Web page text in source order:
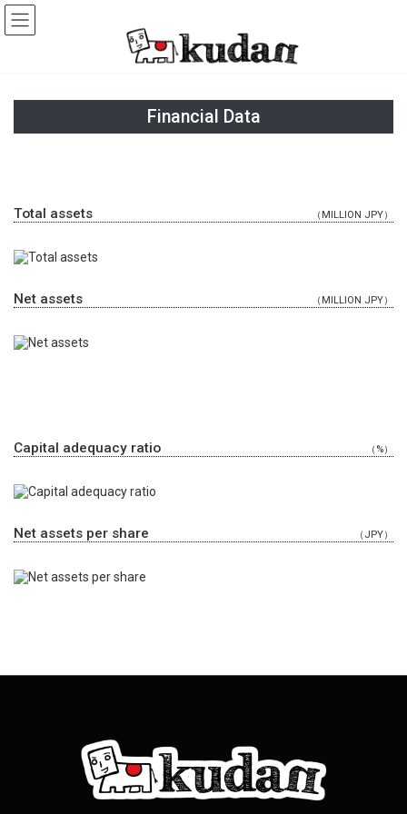
Skip
the
Skip
the
Financial Data
Total assets （MILLION JPY）
Net assets （MILLION JPY）
Capital adequacy ratio （%）
Net assets per share （JPY）